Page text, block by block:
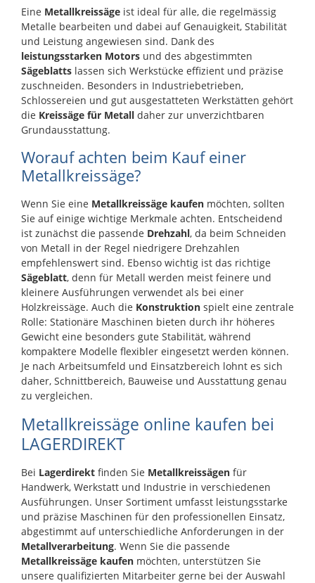
Eine Metallkreissäge ist ideal für alle, die regelmässig
Metalle bearbeiten und dabei auf Genauigkeit, Stabilität
und Leistung angewiesen sind. Dank des
leistungsstarken Motors und des abgestimmten
Sägeblatts lassen sich Werkstücke effizient und präzise
zuschneiden. Besonders in Industriebetrieben,
Schlossereien und gut ausgestatteten Werkstätten gehört
die Kreissäge für Metall daher zur unverzichtbaren
Grundausstattung.
Worauf achten beim Kauf einer
Metallkreissäge?
Wenn Sie eine Metallkreissäge kaufen möchten, sollten
Sie auf einige wichtige Merkmale achten. Entscheidend
ist zunächst die passende Drehzahl, da beim Schneiden
von Metall in der Regel niedrigere Drehzahlen
empfehlenswert sind. Ebenso wichtig ist das richtige
Sägeblatt, denn für Metall werden meist feinere und
kleinere Ausführungen verwendet als bei einer
Holzkreissäge. Auch die Konstruktion spielt eine zentrale
Rolle: Stationäre Maschinen bieten durch ihr höheres
Gewicht eine besonders gute Stabilität, während
kompaktere Modelle flexibler eingesetzt werden können.
Je nach Arbeitsumfeld und Einsatzbereich lohnt es sich
daher, Schnittbereich, Bauweise und Ausstattung genau
zu vergleichen.
Metallkreissäge online kaufen bei
LAGERDIREKT
Bei Lagerdirekt finden Sie Metallkreissägen für
Handwerk, Werkstatt und Industrie in verschiedenen
Ausführungen. Unser Sortiment umfasst leistungsstarke
und präzise Maschinen für den professionellen Einsatz,
abgestimmt auf unterschiedliche Anforderungen in der
Metallverarbeitung. Wenn Sie die passende
Metallkreissäge kaufen möchten, unterstützen Sie
unsere qualifizierten Mitarbeiter gerne bei der Auswahl